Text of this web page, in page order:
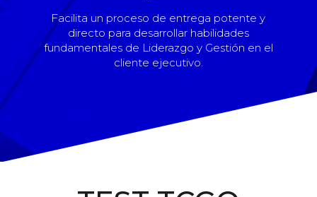
Facilita un proceso de entrega potente y
directo para desarrollar habilidades
fundamentales de Liderazgo y Gestión en el
cliente ejecutivo.